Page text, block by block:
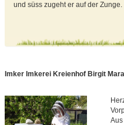
und süss zugeht er auf der Zunge.
Imker Imkerei Kreienhof Birgit